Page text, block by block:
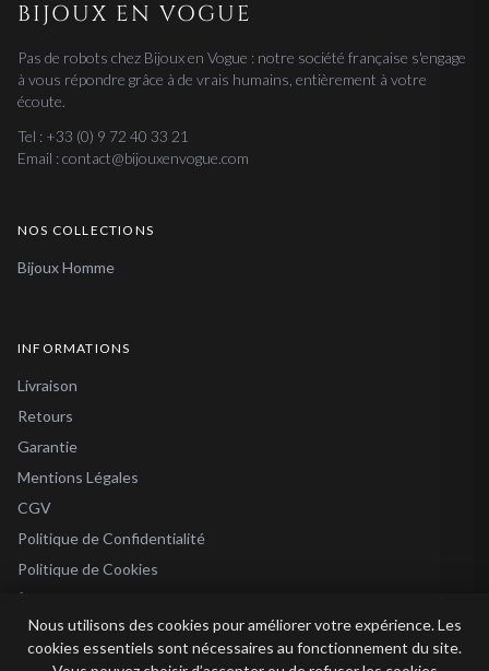
BIJOUX EN VOGUE
Pas de robots chez Bijoux en Vogue : notre société française s'engage
à vous répondre grâce à de vrais humains, entièrement à votre
écoute.
Tel : +33 (0) 9 72 40 33 21
Email : contact@bijouxenvogue.com
NOS COLLECTIONS
Bijoux Homme
INFORMATIONS
Livraison
Retours
Garantie
Mentions Légales
CGV
Politique de Confidentialité
Politique de Cookies
À Propos
Blog
Nous utilisons des cookies pour améliorer votre expérience. Les
cookies essentiels sont nécessaires au fonctionnement du site.